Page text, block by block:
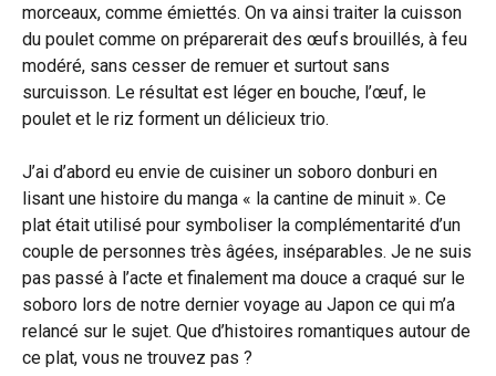
morceaux, comme émiettés. On va ainsi traiter la cuisson
du poulet comme on préparerait des œufs brouillés, à feu
modéré, sans cesser de remuer et surtout sans
surcuisson. Le résultat est léger en bouche, l’œuf, le
poulet et le riz forment un délicieux trio.
J’ai d’abord eu envie de cuisiner un soboro donburi en
lisant une histoire du manga « la cantine de minuit ». Ce
plat était utilisé pour symboliser la complémentarité d’un
couple de personnes très âgées, inséparables. Je ne suis
pas passé à l’acte et finalement ma douce a craqué sur le
soboro lors de notre dernier voyage au Japon ce qui m’a
relancé sur le sujet. Que d’histoires romantiques autour de
ce plat, vous ne trouvez pas ?